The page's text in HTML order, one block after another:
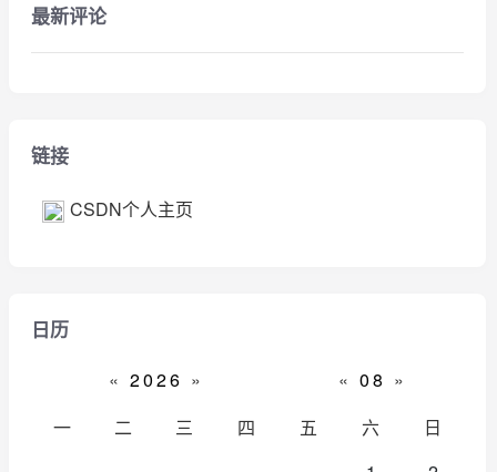
最新评论
链接
CSDN个人主页
日历
« 2026 » « 08 »
一
二 三 四 五 六
日